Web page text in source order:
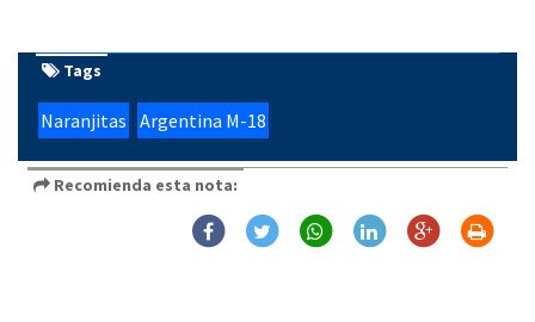
Tags
Naranjitas Argentina M-18
Recomienda esta nota: